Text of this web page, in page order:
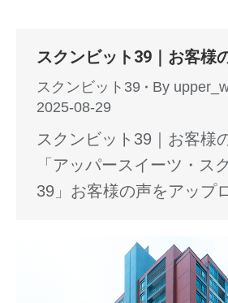
スクンビット39｜お客様
スクンビット39 By
2025-08-29
スクンビット39｜お客様
「アッパースイーツ・ス
39」お客様の声をアップ